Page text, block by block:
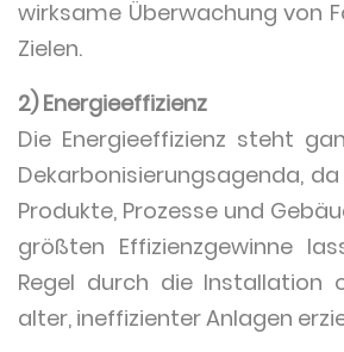
wirksame Überwachung von
Zielen.
2) Energieeffizienz
Die Energieeffizienz steht
Dekarbonisierungsagenda,
Produkte, Prozesse und
größten Effizienzgewinne
Regel durch die Installation
alter, ineffizienter Anlagen